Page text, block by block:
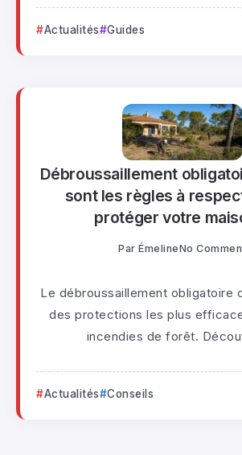
Actualités Guides
Débroussaillement
sont les règles à
protéger votre
Par ÉmelineNo
Le débroussaillement obligatoire
des protections les plus
incendies de forêt.
Actualités Conseils